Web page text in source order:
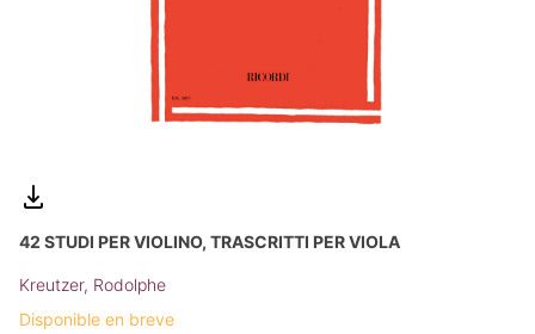
42 STUDI PER VIOLINO, TRASCRITTI PER VIOLA
Kreutzer, Rodolphe
Disponible en breve